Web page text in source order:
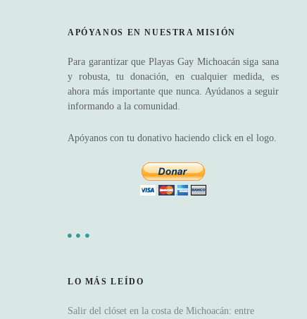
:APÓYANOS EN NUESTRA MISIÓN
Para garantizar que Playas Gay Michoacán siga sana
y robusta, tu donación, en cualquier medida, es
ahora más importante que nunca. Ayúdanos a seguir
informando a la comunidad.
Apóyanos con tu donativo haciendo click en el logo.
LO MÁS LEÍDO
Salir del clóset en la costa de Michoacán: entre